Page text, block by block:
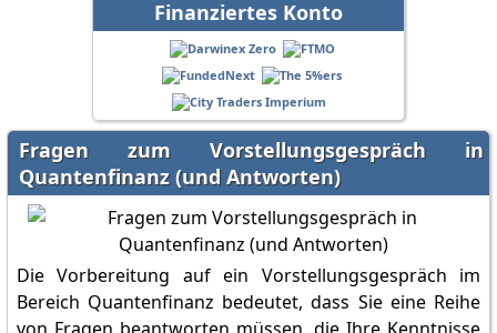
Finanziertes Konto
Fragen zum Vorstellungsgespräch in
Quantenfinanz (und Antworten)
Die Vorbereitung auf ein Vorstellungsgespräch im
Bereich Quantenfinanz bedeutet, dass Sie eine Reihe